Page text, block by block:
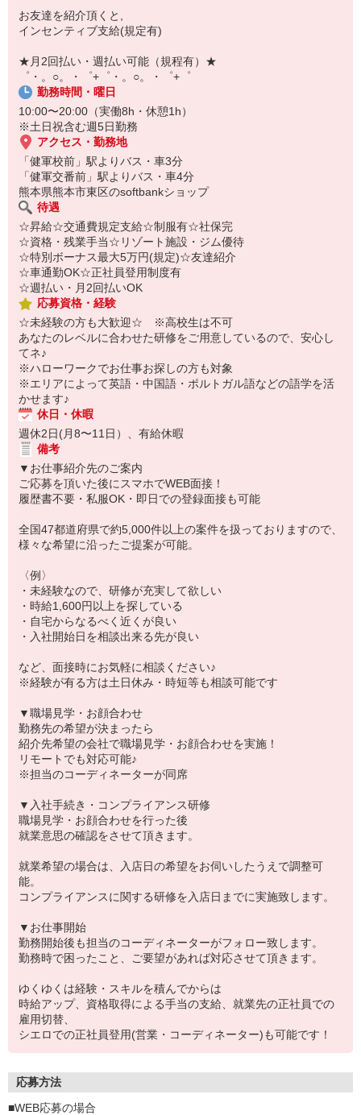
自宅に居ながらスマホでカンタン面接OK！
オンライン面談なのでスピード対応。
即日登録もOK♪
気になった方はお気軽にご相談ください！
お友達を紹介頂くと,
インセンティブ支給(規定有)
★月2回払い・週払い可能（規程有）★
゜・。○。・゜+゜・。○。・゜+゜
勤務時間・曜日
10:00〜20:00（実働8h・休憩1h）
※土日祝含む週5日勤務
アクセス・勤務地
「健軍校前」駅よりバス・車3分
「健軍交番前」駅よりバス・車4分
熊本県熊本市東区のsoftbankショップ
待遇
☆昇給☆交通費規定支給☆制服有☆社保完
☆資格・残業手当☆リゾート施設・ジム優待
☆特別ボーナス最大5万円(規定)☆友達紹介
☆車通勤OK☆正社員登用制度有
☆週払い・月2回払いOK
応募資格・経験
☆未経験の方も大歓迎☆ ※高校生は不可
あなたのレベルに合わせた研修をご用意しているので、安心し
てネ♪
※ハローワークでお仕事お探しの方も対象
※エリアによって英語・中国語・ポルトガル語などの語学を活
かせます♪
休日・休暇
週休2日(月8〜11日）、有給休暇
備考
▼お仕事紹介先のご案内
ご応募を頂いた後にスマホでWEB面接！
履歴書不要・私服OK・即日での登録面接も可能
全国47都道府県で約5,000件以上の案件を扱っておりますので、
様々な希望に沿ったご提案が可能。
〈例〉
・未経験なので、研修が充実して欲しい
・時給1,600円以上を探している
・自宅からなるべく近くが良い
・入社開始日を相談出来る先が良い
など、面接時にお気軽に相談ください♪
※経験が有る方は土日休み・時短等も相談可能です
▼職場見学・お顔合わせ
勤務先の希望が決まったら
紹介先希望の会社で職場見学・お顔合わせを実施！
リモートでも対応可能♪
※担当のコーディネーターが同席
▼入社手続き・コンプライアンス研修
職場見学・お顔合わせを行った後
就業意思の確認をさせて頂きます。
就業希望の場合は、入店日の希望をお伺いしたうえで調整可
能。
コンプライアンスに関する研修を入店日までに実施致します。
▼お仕事開始
勤務開始後も担当のコーディネーターがフォロー致します。
勤務時で困ったこと、ご要望があれば対応させて頂きます。
ゆくゆくは経験・スキルを積んでからは
時給アップ、資格取得による手当の支給、就業先の正社員での
雇用切替、
シエロでの正社員登用(営業・コーディネーター)も可能です！
応募方法
■WEB応募の場合